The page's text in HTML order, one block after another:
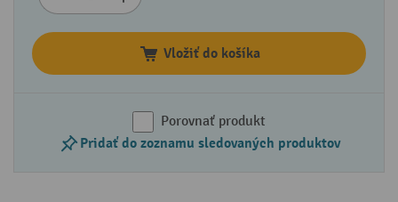
Vložiť do košíka
Porovnať produkt
Pridať do zoznamu sledovaných produktov